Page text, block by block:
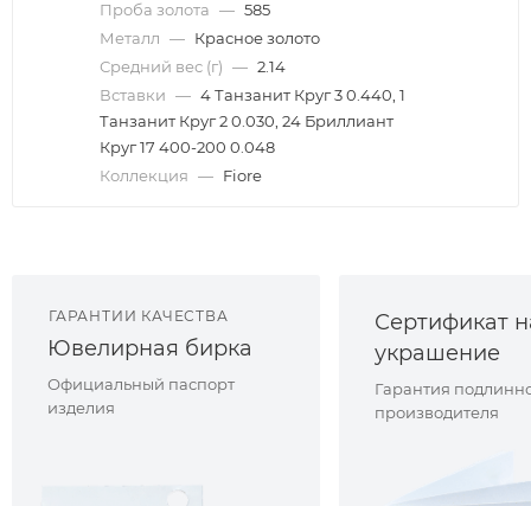
Проба золота — 585
Металл — Красное золото
Средний вес (г) — 2.14
Вставки — 4 Танзанит Круг 3 0.440, 1
Танзанит Круг 2 0.030, 24 Бриллиант
Круг 17 400-200 0.048
Коллекция — Fiore
ГАРАНТИИ КАЧЕСТВА
Ювелирная бирка
Официальный паспорт
изделия
Сертификат
украшение
Гарантия
производителя